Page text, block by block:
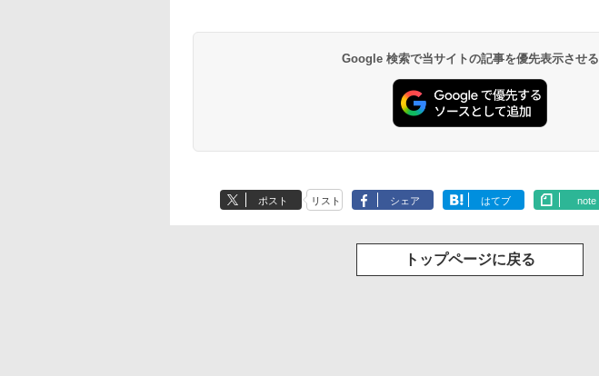
Google 検索で当サイトの記事を優先表示させる
ポスト リスト シェア はてブ note
トップページに戻る